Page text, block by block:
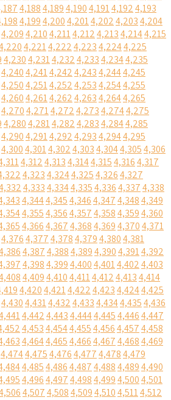
4,1884,1894,1904,1914,1924,193
4,1994,2004,2014,2024,2034,204
4,2094,2104,2114,2124,2134,2144,215
4,2214,2224,2234,2244,225
4,2304,2314,2324,2334,2344,235
4,2404,2414,2424,2434,2444,245
4,2504,2514,2524,2534,2544,255
4,2604,2614,2624,2634,2644,265
4,2704,2714,2724,2734,2744,275
4,2804,2814,2824,2834,2844,285
4,2904,2914,2924,2934,2944,295
4,3004,3014,3024,3034,3044,3054,306
4,3124,3134,3144,3154,3164,317
4,3234,3244,3254,3264,327
4,3334,3344,3354,3364,3374,338
4,3444,3454,3464,3474,3484,349
4,3554,3564,3574,3584,3594,360
4,3664,3674,3684,3694,3704,371
4,3764,3774,3784,3794,3804,381
4,3874,3884,3894,3904,3914,392
4,3984,3994,4004,4014,4024,403
4,4094,4104,4114,4124,4134,414
4,4204,4214,4224,4234,4244,425
4,4304,4314,4324,4334,4344,4354,436
4,4424,4434,4444,4454,4464,447
4,4534,4544,4554,4564,4574,458
4,4644,4654,4664,4674,4684,469
4,4744,4754,4764,4774,4784,479
4,4854,4864,4874,4884,4894,490
4,4964,4974,4984,4994,5004,501
4,5074,5084,5094,5104,5114,512